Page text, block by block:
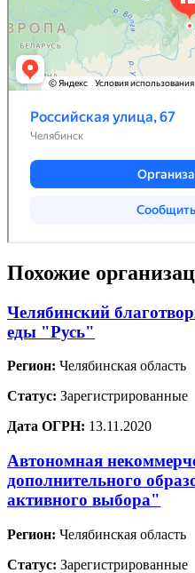
Похожие
Челябинский
еды "Русь"
Регион: Челябинская область
Статус: Зарегистрированные
Дата ОГРН: 13.11.2020
Автономная
дополнительного
активного выбора"
Регион: Челябинская область
Статус: Зарегистрированные